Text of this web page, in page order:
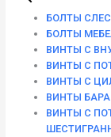
БОЛТЫ
БОЛТЫ
ВИНТЫ С
ВИНТЫ С
ВИНТЫ С
ВИНТЫ
ВИНТЫ С